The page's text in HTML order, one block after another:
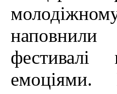
наповнили